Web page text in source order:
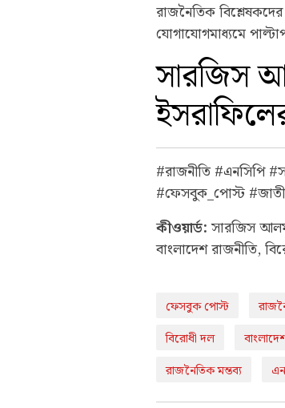
রাজনৈতিক
যোগাযোগমাধ্যমে
সারজিস
#রাজনীতি #এনসিপি
#ফেসবুক_পোস্ট
কীওয়ার্ড:সারজিস
বাংলাদেশ রাজনীতি,
ফেসবুক পোস্ট
বিরোধী দল
রাজনৈতিক মন্তব্য